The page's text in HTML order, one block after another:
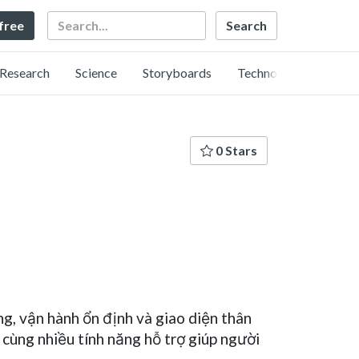
Search
Research Science Storyboards Technology
0 Stars
vận hành ổn định và giao diện thân
nhiều tính năng hỗ trợ giúp người